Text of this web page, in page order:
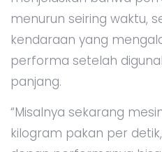
menurun seiring waktu,
kendaraan yang
performa setelah
panjang.
“Misalnya sekarang
kilogram pakan per